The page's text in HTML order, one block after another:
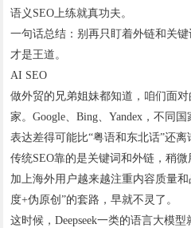
语义SEO上练就真功夫。
一句话总结：别再只盯着外链和关
才是王道。
AI SEO
做外贸的兄弟姐妹都知道，咱们面
家。Google、Bing、Yandex，不同
表达差得可能比“粤语和东北话”还离
传统SEO靠的是关键词和外链，稍
加上海外用户越来越注重内容质量
度+伪原创”的套路，早就不灵了。
这时候，Deepseek一类的语言大模型